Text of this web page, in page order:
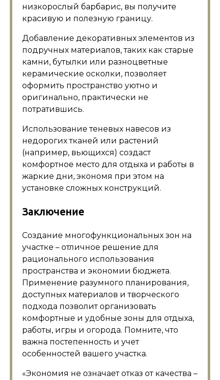
низкорослый барбарис, вы получите
красивую и полезную границу.
Добавление декоративных элементов из
подручных материалов, таких как старые
камни, бутылки или разноцветные
керамические осколки, позволяет
оформить пространство уютно и
оригинально, практически не
потратившись.
Использование теневых навесов из
недорогих тканей или растений
(например, вьющихся) создаст
комфортное место для отдыха и работы в
жаркие дни, экономя при этом на
установке сложных конструкций.
Заключение
Создание многофункциональных зон на
участке – отличное решение для
рационального использования
пространства и экономии бюджета.
Применение разумного планирования,
доступных материалов и творческого
подхода позволит организовать
комфортные и удобные зоны для отдыха,
работы, игры и огорода. Помните, что
важна постепенность и учет
особенностей вашего участка.
«Экономия не означает отказ от качества –